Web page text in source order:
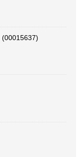
(00015637)